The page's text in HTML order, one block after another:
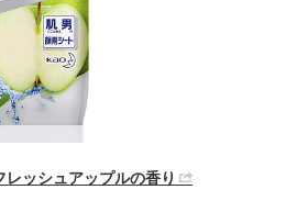
レッシュアップルの香り